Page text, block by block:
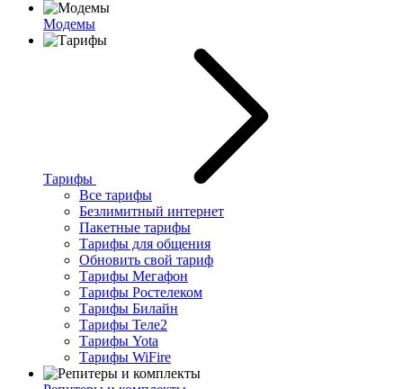
Модемы
Тарифы
Все тарифы
Безлимитный интернет
Пакетные тарифы
Тарифы для общения
Обновить свой тариф
Тарифы Мегафон
Тарифы Ростелеком
Тарифы Билайн
Тарифы Теле2
Тарифы Yota
Тарифы WiFire